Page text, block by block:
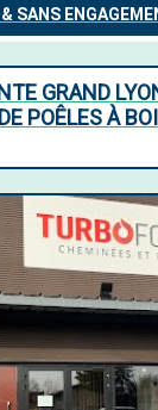
GRAND
POÊLES À